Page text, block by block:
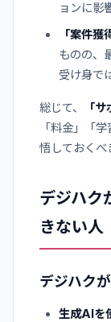
ョンに影
「案件獲
ものの、
受け身で
総じて、 「
「料金」「
悟しておくべ
デジハク
きない人
デジハク
生成AIを